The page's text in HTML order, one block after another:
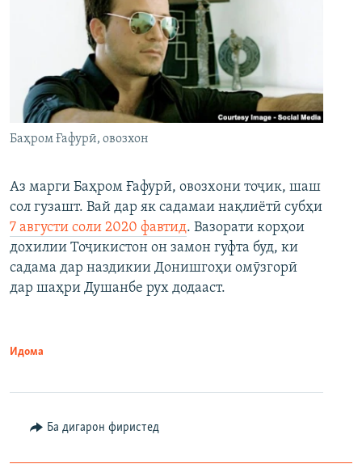
Баҳром Ғафурӣ, овозхон
Аз марги Баҳром Ғафурӣ, овозхони тоҷик, шаш
сол гузашт. Вай дар як садамаи нақлиётӣ субҳи
7 августи соли 2020 фавтид. Вазорати корҳои
дохилии Тоҷикистон он замон гуфта буд, ки
садама дар наздикии Донишгоҳи омӯзгорӣ
дар шаҳри Душанбе рух додааст.
Идома
Ба дигарон фиристед